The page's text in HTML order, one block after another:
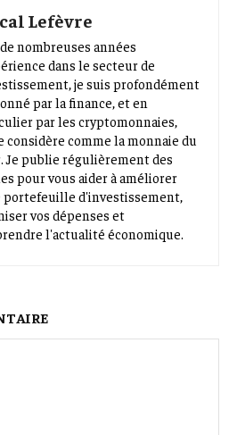
Lefèvre
nombreuses années
dans le secteur de
je suis profondément
par la finance, et en
par les cryptomonnaies,
considère comme la monnaie du
Je publie régulièrement des
pour vous aider à améliorer
portefeuille d'investissement,
vos dépenses et
l'actualité économique.